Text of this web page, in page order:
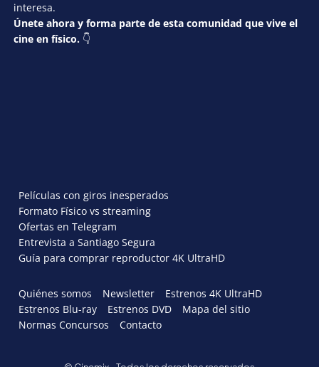
interesa.
Únete ahora y forma parte de esta comunidad que vive el
cine en físico. 👇
Películas con giros inesperados
Formato Físico vs streaming
Ofertas en Telegram
Entrevista a Santiago Segura
Guía para comprar reproductor 4K UltraHD
Quiénes somos Newsletter
Estrenos 4K UltraHD
Estrenos Blu-ray
Estrenos DVD
Mapa del sitio
Normas Concursos
Contacto